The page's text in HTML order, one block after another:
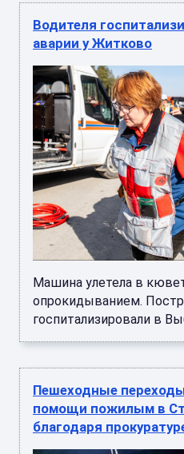
Водителя
аварии у Житково
Машина улетела в
опрокидыванием.
госпитализировали в
Пешеходные
помощи пожилым в
благодаря